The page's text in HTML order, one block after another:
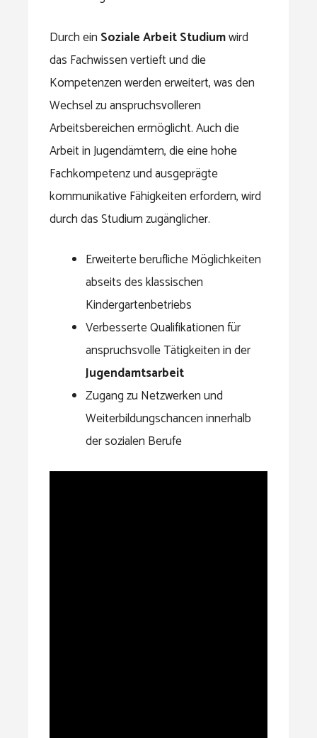
Durch ein Soziale Arbeit Studiumwird
das Fachwissen vertieft und die
Kompetenzen werden erweitert, was den
Wechsel zu anspruchsvolleren
Arbeitsbereichen ermöglicht. Auch die
Arbeit in Jugendämtern, die eine hohe
Fachkompetenz und ausgeprägte
kommunikative Fähigkeiten erfordern, wird
durch das Studium zugänglicher.
Erweiterte berufliche Möglichkeiten
abseits des klassischen
Kindergartenbetriebs
Verbesserte Qualifikationen für
anspruchsvolle Tätigkeiten in der
Jugendamtsarbeit
Zugang zu Netzwerken und
Weiterbildungschancen innerhalb
der sozialen Berufe